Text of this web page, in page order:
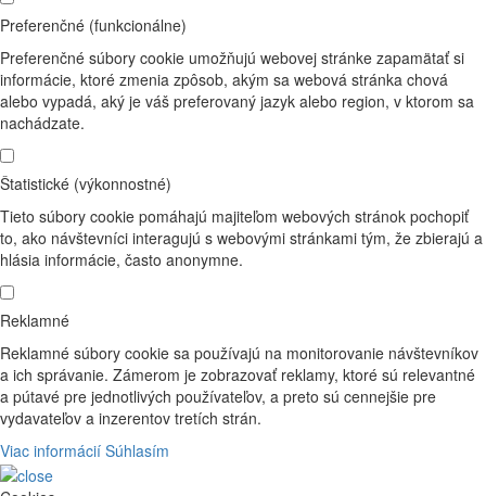
Preferenčné (funkcionálne)
Preferenčné súbory cookie umožňujú webovej stránke zapamätať si
informácie, ktoré zmenia zpôsob, akým sa webová stránka chová
alebo vypadá, aký je váš preferovaný jazyk alebo region, v ktorom sa
nachádzate.
Štatistické (výkonnostné)
Tieto súbory cookie pomáhajú majiteľom webových stránok pochopiť
to, ako návštevníci interagujú s webovými stránkami tým, že zbierajú a
hlásia informácie, často anonymne.
Reklamné
Reklamné súbory cookie sa používajú na monitorovanie návštevníkov
a ich správanie. Zámerom je zobrazovať reklamy, ktoré sú relevantné
a pútavé pre jednotlivých používateľov, a preto sú cennejšie pre
vydavateľov a inzerentov tretích strán.
Viac informácií Súhlasím